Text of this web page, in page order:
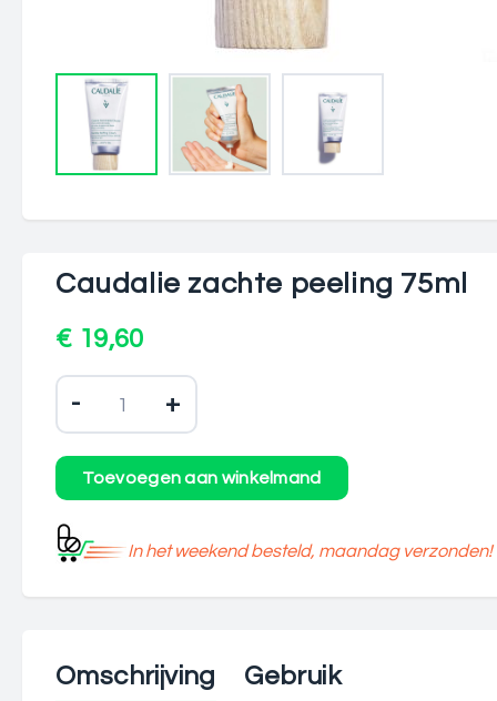
Caudalie zachte peeling 75ml
€ 19,60
- +
In het weekend besteld, maandag verzonden!
Omschrijving
Gebruik